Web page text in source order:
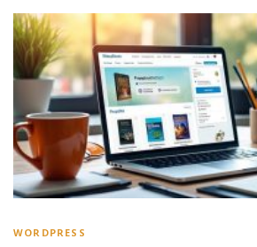
WORDPRESS